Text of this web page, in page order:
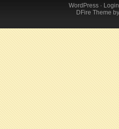
WordPress· Login
DFire Theme